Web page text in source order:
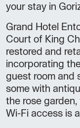
your stay in
Grand Hotel
Court of King
restored and
incorporating
guest room and
some with
the rose
Wi-Fi access is